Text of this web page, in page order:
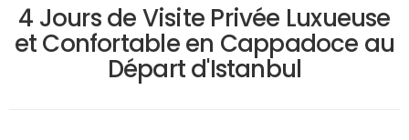
4 Jours de Visite Privée Luxueuse
et Confortable en Cappadoce au
Départ d'Istanbul